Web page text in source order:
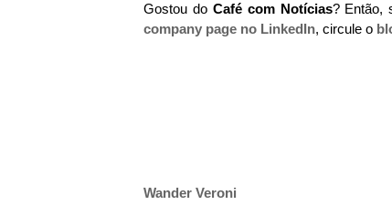
Gostou do Café com Notícias? Então,
company page no LinkedIn, circule o
Wander Veroni